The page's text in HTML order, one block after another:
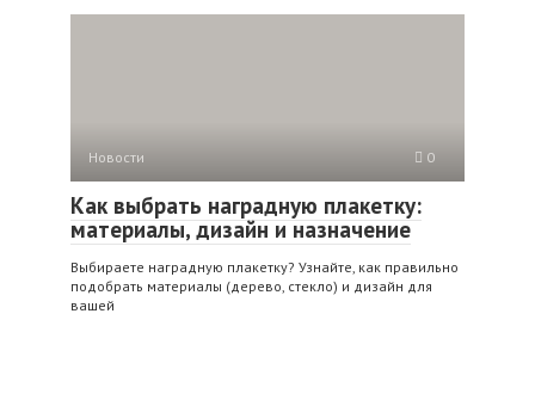
Новости 0
Как выбрать наградную плакетку:
материалы, дизайн и назначение
Выбираете наградную плакетку? Узнайте, как правильно
подобрать материалы (дерево, стекло) и дизайн для
вашей